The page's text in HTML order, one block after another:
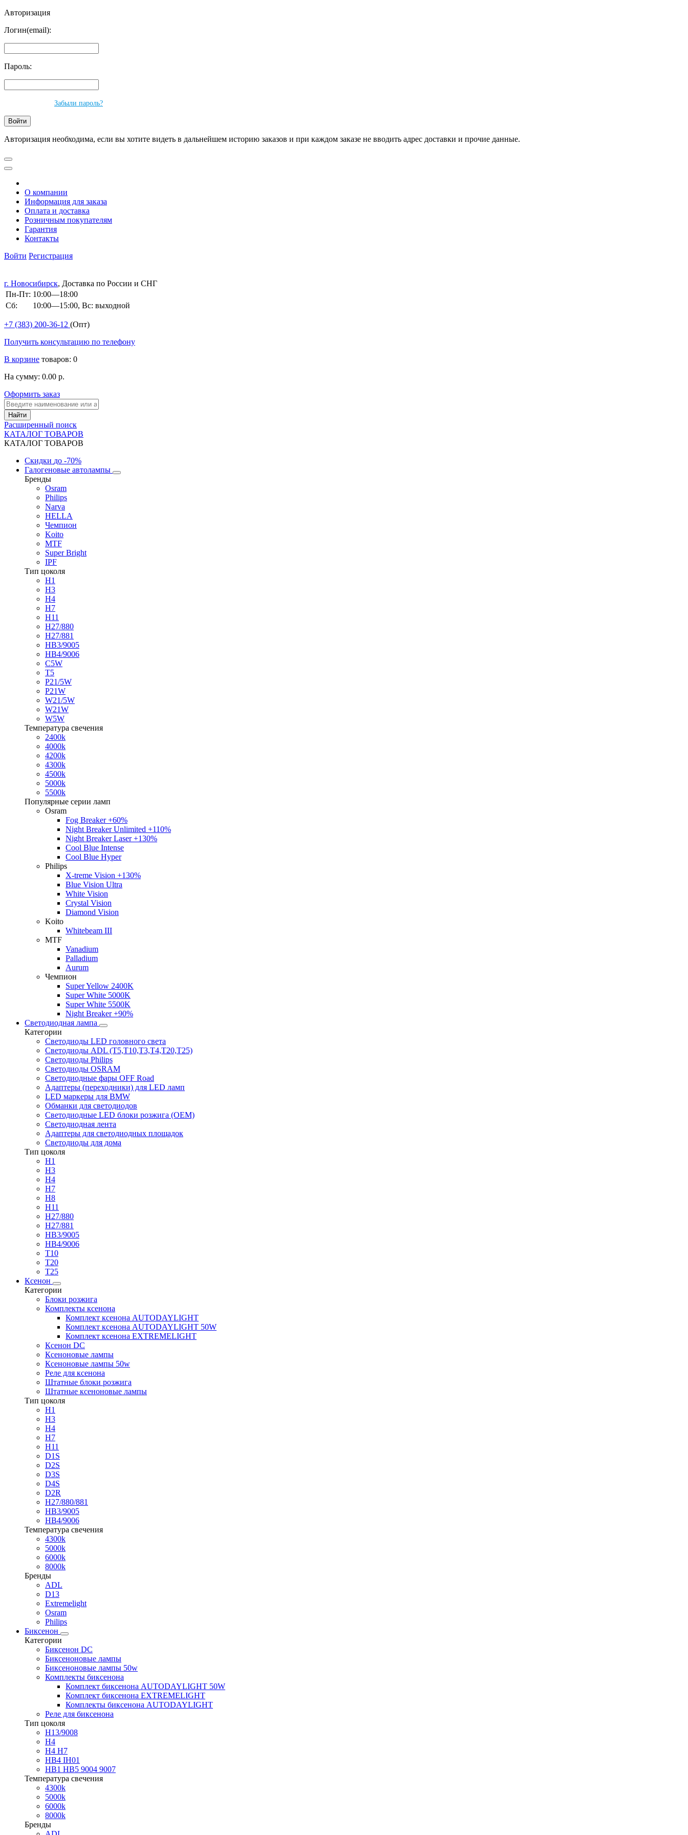
Авторизация
Логин(email):
Пароль:
Забыли пароль?
Авторизация необходима, если вы хотите видеть в дальнейшем историю заказов и при каждом заказе не вводить адрес доставки и прочие данные.
О компании
Информация для заказа
Оплата и доставка
Розничным покупателям
Гарантия
Контакты
Войти Регистрация
г. Новосибирск, Доставка по России и СНГ
Пн-Пт: 10:00—18:00
Сб:
10:00—15:00, Вс: выходной
+7 (383) 200-36-12 (Опт)
Получить консультацию по телефону
В корзине товаров: 0
На сумму: 0.00 р.
Оформить заказ
Расширенный поиск
КАТАЛОГ ТОВАРОВ
КАТАЛОГ ТОВАРОВ
Скидки до -70%
Галогеновые автолампы
Бренды
Osram
Philips
Narva
HELLA
Чемпион
Koito
MTF
Super Bright
IPF
Тип цоколя
H1
H3
H4
H7
H11
H27/880
H27/881
HB3/9005
HB4/9006
C5W
T5
P21/5W
P21W
W21/5W
W21W
W5W
Температура свечения
2400k
4000k
4200k
4300k
4500k
5000k
5500k
Популярные серии ламп
Osram
Fog Breaker +60%
Night Breaker Unlimited +110%
Night Breaker Laser +130%
Cool Blue Intense
Cool Blue Hyper
Philips
X-treme Vision +130%
Blue Vision Ultra
White Vision
Crystal Vision
Diamond Vision
Koito
Whitebeam III
MTF
Vanadium
Palladium
Aurum
Чемпион
Super Yellow 2400K
Super White 5000K
Super White 5500K
Night Breaker +90%
Светодиодная лампа
Категории
Светодиоды LED головного света
Светодиоды ADL (T5,T10,T3,T4,T20,T25)
Светодиоды Philips
Светодиоды OSRAM
Светодиодные фары OFF Road
Адаптеры (переходники) для LED ламп
LED маркеры для BMW
Обманки для светодиодов
Светодиодные LED блоки розжига (OEM)
Светодиодная лента
Адаптеры для светодиодных площадок
Светодиоды для дома
Тип цоколя
H1
H3
H4
H7
H8
H11
H27/880
H27/881
HB3/9005
HB4/9006
T10
T20
T25
Ксенон
Категории
Блоки розжига
Комплекты ксенона
Комплект ксенона AUTODAYLIGHT
Комплект ксенона AUTODAYLIGHT 50W
Комплект ксенона EXTREMELIGHT
Ксенон DC
Ксеноновые лампы
Ксеноновые лампы 50w
Реле для ксенона
Штатные блоки розжига
Штатные ксеноновые лампы
Тип цоколя
H1
H3
H4
H7
H11
D1S
D2S
D3S
D4S
D2R
H27/880/881
HB3/9005
HB4/9006
Температура свечения
4300k
5000k
6000k
8000k
Бренды
ADL
D13
Extremelight
Osram
Philips
Биксенон
Категории
Биксенон DC
Биксеноновые лампы
Биксеноновые лампы 50w
Комплекты биксенона
Комплект биксенона AUTODAYLIGHT 50W
Комплект биксенона EXTREMELIGHT
Комплекты биксенона AUTODAYLIGHT
Реле для биксенона
Тип цоколя
H13/9008
H4
H4 H7
HB4 IH01
HB1 HB5 9004 9007
Температура свечения
4300k
5000k
6000k
8000k
Бренды